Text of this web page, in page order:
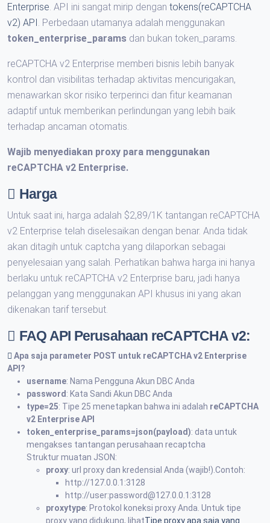
Enterprise . API ini sangat mirip dengan tokens(reCAPTCHA
v2) API . Perbedaan utamanya adalah menggunakan
token_enterprise_params dan bukan token_params.
reCAPTCHA v2 Enterprise memberi bisnis lebih banyak
kontrol dan visibilitas terhadap aktivitas mencurigakan,
menawarkan skor risiko terperinci dan fitur keamanan
adaptif untuk memberikan perlindungan yang lebih baik
terhadap ancaman otomatis.
Wajib menyediakan proxy para menggunakan
reCAPTCHA v2 Enterprise.
Harga
Untuk saat ini, harga adalah $2,89/1K tantangan reCAPTCHA
v2 Enterprise telah diselesaikan dengan benar. Anda tidak
akan ditagih untuk captcha yang dilaporkan sebagai
penyelesaian yang salah. Perhatikan bahwa harga ini hanya
berlaku untuk reCAPTCHA v2 Enterprise baru, jadi hanya
pelanggan yang menggunakan API khusus ini yang akan
dikenakan tarif tersebut.
FAQ API Perusahaan reCAPTCHA v2:
Apa saja parameter POST untuk reCAPTCHA v2 Enterprise
API ?
username: Nama Pengguna Akun DBC Anda
password : Kata Sandi Akun DBC Anda
type=25: Tipe 25 menetapkan bahwa ini adalah reCAPTCHA
v2 Enterprise API
token_enterprise_params=json(payload): data untuk
mengakses tantangan perusahaan recaptcha
Struktur muatan JSON:
proxy: url proxy dan kredensial Anda (wajib!).Contoh:
http://127.0.0.1:3128
http://user:password@127.0.0.1:3128
proxytype: Protokol koneksi proxy Anda. Untuk tipe
proxy yang didukung, lihatTipe proxy apa saja yang